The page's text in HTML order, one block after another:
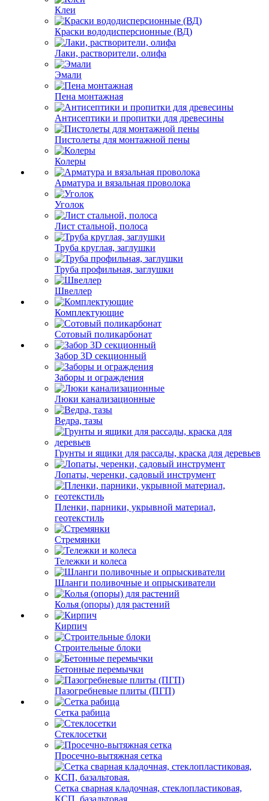
Клеи
Краски вододисперсионные (ВД)
Лаки, растворители, олифа
Эмали
Пена монтажная
Антисептики и пропитки для древесины
Пистолеты для монтажной пены
Колеры
Арматура и вязальная проволока
Уголок
Лист стальной, полоса
Труба круглая, заглушки
Труба профильная, заглушки
Швеллер
Комплектующие
Сотовый поликарбонат
Забор 3D секционный
Заборы и ограждения
Люки канализационные
Ведра, тазы
Грунты и ящики для рассады, краска для деревьев
Лопаты, черенки, садовый инструмент
Пленки, парники, укрывной материал,
геотекстиль
Стремянки
Тележки и колеса
Шланги поливочные и опрыскиватели
Колья (опоры) для растений
Кирпич
Строительные блоки
Бетонные перемычки
Пазогребневые плиты (ПГП)
Сетка рабица
Стеклосетки
Просечно-вытяжная сетка
Сетка сварная кладочная, стеклопластиковая,
КСП, базальтовая.